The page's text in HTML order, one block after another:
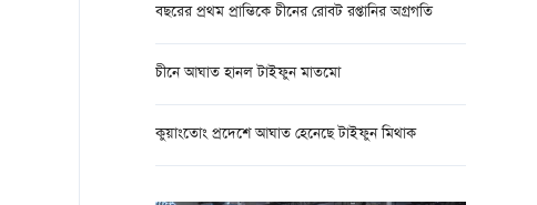
বছরের প্রথম প্রান্তিকে চীনের রোবট রপ্তানির অগ্রগতি
চীনে আঘাত হানল টাইফুন মাতমো
কুয়াংতোং প্রদেশে আঘাত হেনেছে টাইফুন মিথাক